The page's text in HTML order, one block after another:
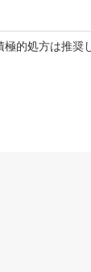
的処方は推奨